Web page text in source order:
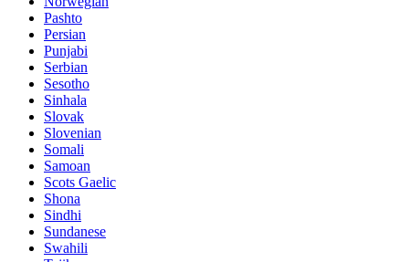
Pashto
Persian
Punjabi
Serbian
Sesotho
Sinhala
Slovak
Slovenian
Somali
Samoan
Scots Gaelic
Shona
Sindhi
Sundanese
Swahili